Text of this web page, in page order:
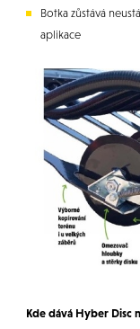
Botka zůstává
aplikace
Kde dává Hyber Disc